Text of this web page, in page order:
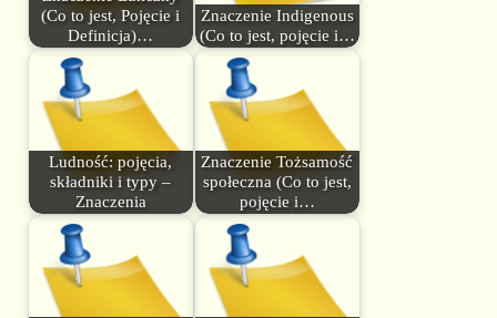
(Co to jest, Pojęcie i
Definicja)…
Znaczenie Indigenous
(Co to jest, pojęcie i…
Ludność: pojęcia,
składniki i typy –
Znaczenia
Znaczenie Tożsamość
społeczna (Co to jest,
pojęcie i…